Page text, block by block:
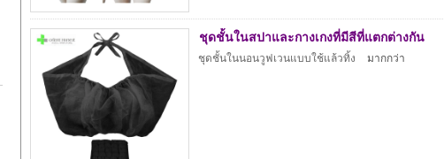
ชุดชั้นในสปาและกางเกงที่มีสีที่แตกต่างกัน
ชุดชั้นในนอนวูฟเวนแบบใช้แล้วทิ้ง มากกว่า